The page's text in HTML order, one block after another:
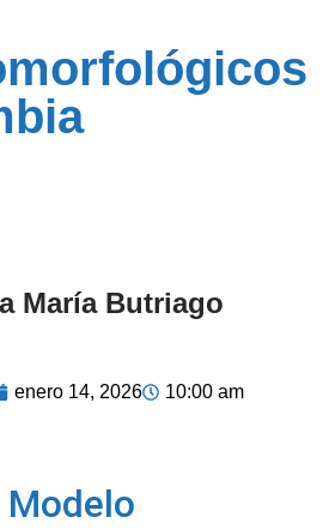
María Butriago
enero 14, 2026
10:00 am
Modelo